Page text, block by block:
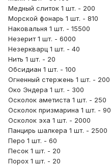
Медный слиток 1 шт. - 200
Морской фонарь 1 шт. - 810
Наковальня 1 шт. - 15500
Незерит 1 шт. - 6000
Незеркварц 1 шт. - 40
Нить 1 шт. - 20
Обсидиан 1 шт. - 100
Огненный стержень 1 шт. - 200
Око Эндера 1 шт. - 300
Осколок аметиста 1 шт. - 250
Осколок призмарина 1 шт. - 90
Осколок эха 1 шт. - 2000
Панцирь шалкера 1 шт. - 2500
Перо 1 шт. - 60
Песок 1 шт. - 20
Порох 1 шт. - 20